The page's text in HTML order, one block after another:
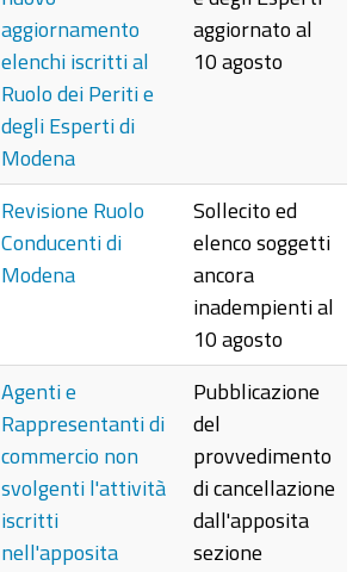
aggiornamento
elenchi iscritti al
Ruolo dei Periti e
degli Esperti di
Modena
aggiornato al
10 agosto
Revisione Ruolo
Conducenti di
Modena
Sollecito ed
elenco soggetti
ancora
inadempienti al
10 agosto
Agenti e
Rappresentanti di
commercio non
svolgenti l'attività
iscritti
nell'apposita
Pubblicazione
del
provvedimento
di cancellazione
dall'apposita
sezione